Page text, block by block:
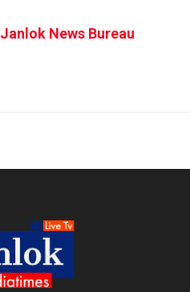
Janlok News Bureau